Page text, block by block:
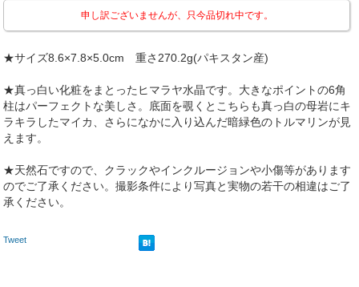
申し訳ございませんが、只今品切れ中です。
★サイズ8.6×7.8×5.0cm 重さ270.2g(パキスタン産)
★真っ白い化粧をまとったヒマラヤ水晶です。大きなポイントの6角
柱はパーフェクトな美しさ。底面を覗くとこちらも真っ白の母岩にキ
ラキラしたマイカ、さらになかに入り込んだ暗緑色のトルマリンが見
えます。
★天然石ですので、クラックやインクルージョンや小傷等があります
のでご了承ください。撮影条件により写真と実物の若干の相違はご了
承ください。
Tweet